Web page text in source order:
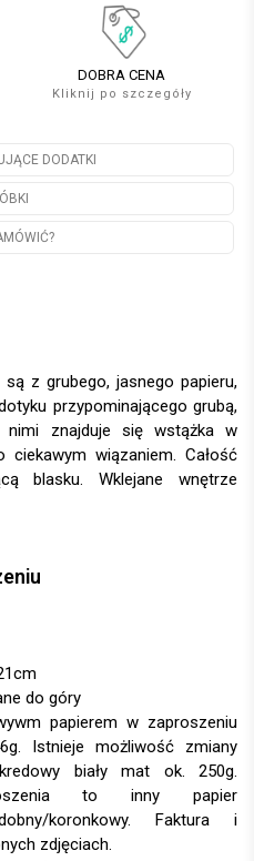
DOBRA CENA
Kliknij po szczegóły
DODATKI
z grubego, jasnego papieru,
przypominającego grubą,
nimi znajduje się wstążka w
wiązaniem. Całość
blasku. Wklejane wnętrze
do góry